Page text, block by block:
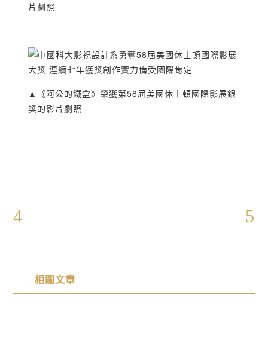
片劇照
▲《阿公的鐵盒》榮獲第58屆美國休士頓國際影展銀
獎的影片劇照
相關文章